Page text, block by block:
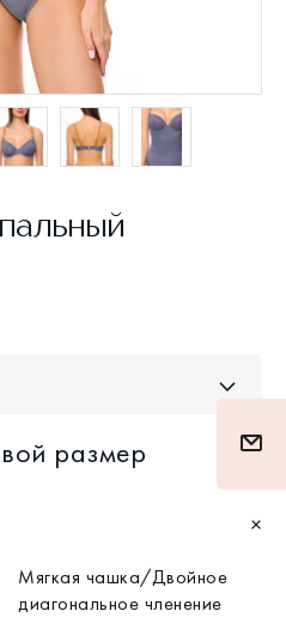
размер
Мягкая чашка/Двойное
диагональное членение